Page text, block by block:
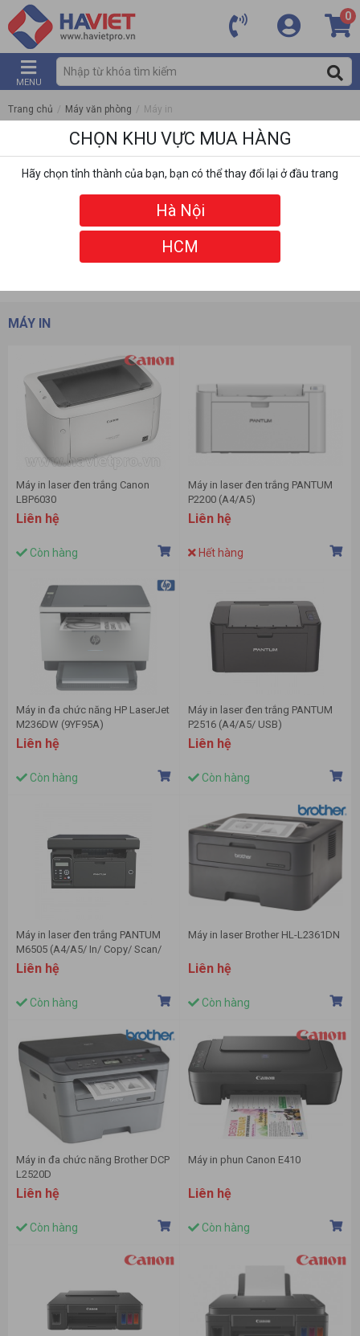
0
MENU
Trang chủ / Máy văn phòng / Máy in
MÁY IN
Máy in laser đen trắng Canon
LBP6030
Liên hệ
Còn hàng
Máy in laser đen trắng PANTUM
P2200 (A4/A5)
Liên hệ
Hết hàng
Máy in đa chức năng HP LaserJet
M236DW (9YF95A)
Liên hệ
Còn hàng
Máy in laser đen trắng PANTUM
P2516 (A4/A5/ USB)
Liên hệ
Còn hàng
Máy in laser đen trắng PANTUM
M6505 (A4/A5/ In/ Copy/ Scan/
USB)
Liên hệ
Còn hàng
Máy in laser Brother HL-L2361DN
Liên hệ
Còn hàng
Máy in đa chức năng Brother DCP
L2520D
Liên hệ
Còn hàng
Máy in phun Canon E410
Liên hệ
Còn hàng
CHỌN KHU VỰC MUA HÀNG
Hãy chọn tỉnh thành của bạn, bạn có thể thay đổi lại ở đầu trang
Hà Nội
HCM